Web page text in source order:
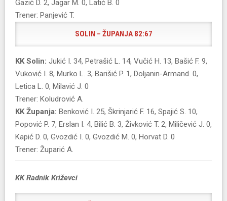
Gazić D. 2, Jagar M. 0, Latić B. 0
Trener: Panjević T.
SOLIN – ŽUPANJA 82:67
KK Solin: Jukić I. 34, Petrašić L. 14, Vučić H. 13, Bašić F. 9,
Vuković I. 8, Murko L. 3, Barišić P. 1, Doljanin-Armand. 0,
Letica L. 0, Milavić J. 0
Trener: Koludrović A.
​KK Županja: Benković I. 25, Škrinjarić F. 16, Spajić S. 10,
Popović P. 7, Erslan I. 4, Bilić B. 3, Živković T. 2, Miličević J. 0,
Kapić D. 0, Gvozdić I. 0, Gvozdić M. 0, Horvat D. 0
Trener: Župarić A.
KK Radnik Križevci